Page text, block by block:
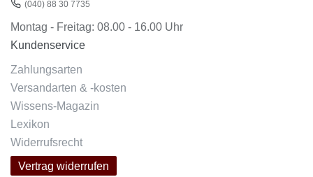
(040) 88 30 7735
Montag - Freitag: 08.00 - 16.00 Uhr
Kundenservice
Zahlungsarten
Versandarten & -kosten
Wissens-Magazin
Lexikon
Widerrufsrecht
Vertrag widerrufen